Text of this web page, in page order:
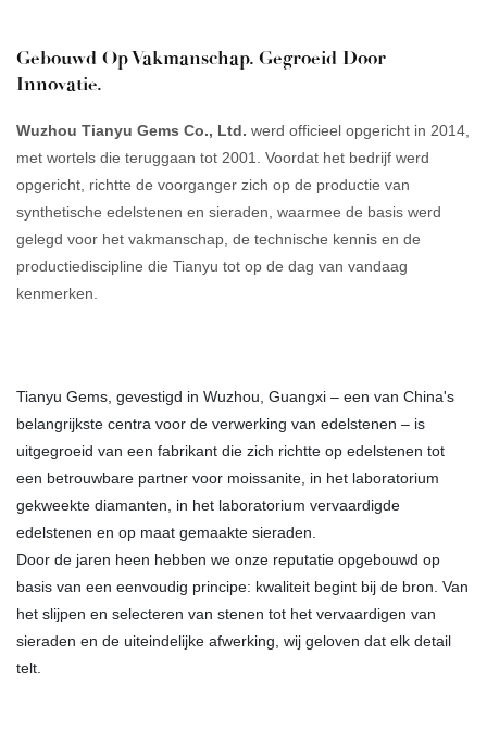
Gebouwd Op Vakmanschap. Gegroeid Door
Innovatie.
Wuzhou Tianyu Gems Co., Ltd. werd officieel opgericht in 2014,
met wortels die teruggaan tot 2001. Voordat het bedrijf werd
opgericht, richtte de voorganger zich op de productie van
synthetische edelstenen en sieraden, waarmee de basis werd
gelegd voor het vakmanschap, de technische kennis en de
productiediscipline die Tianyu tot op de dag van vandaag
kenmerken.
Tianyu Gems, gevestigd in Wuzhou, Guangxi – een van China's
belangrijkste centra voor de verwerking van edelstenen – is
uitgegroeid van een fabrikant die zich richtte op edelstenen tot
een betrouwbare partner voor moissanite, in het laboratorium
gekweekte diamanten, in het laboratorium vervaardigde
edelstenen en op maat gemaakte sieraden.
Door de jaren heen hebben we onze reputatie opgebouwd op
basis van een eenvoudig principe: kwaliteit begint bij de bron. Van
het slijpen en selecteren van stenen tot het vervaardigen van
sieraden en de uiteindelijke afwerking, wij geloven dat elk detail
telt.